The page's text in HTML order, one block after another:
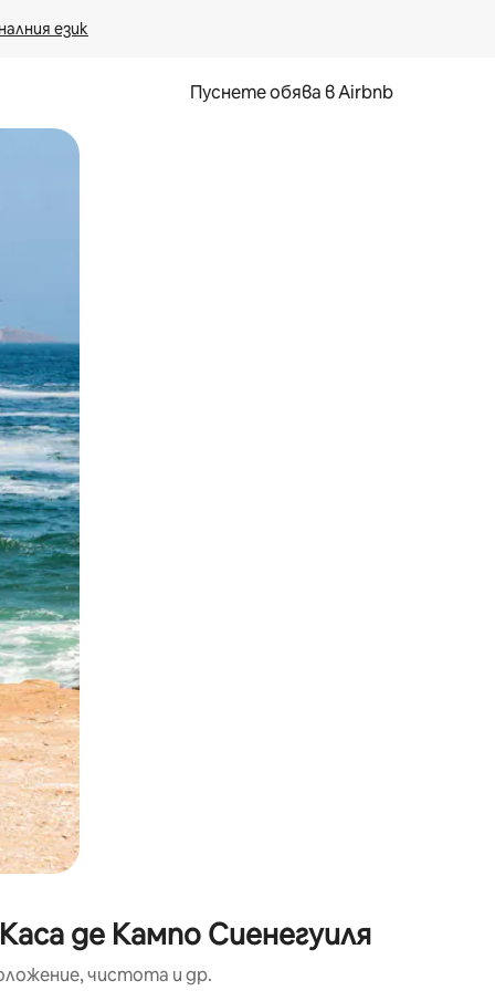
език
Пуснете обява в Airbnb
или плъзгане.
де Кампо Сиенегуиля
чистота и др.